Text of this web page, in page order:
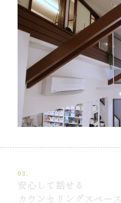
03.
安心して話せる
カウンセリングスペース